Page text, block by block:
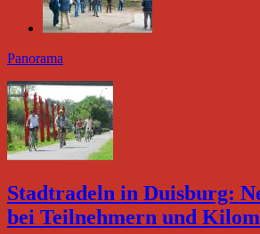
Panorama
Stadtradeln in Duisburg:
bei Teilnehmern und